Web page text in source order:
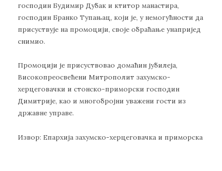
господин Будимир Дубак и ктитор манастира,
господин Бранко Тупањац, који је, у немогућности да
присуствује на промоцији, своје обраћање унапријед
снимио.
Промоцији је присуствовао домаћин јубилеја,
Високопреосвећени Митрополит захумско-
херцеговачки и стонско-приморски господин
Димитрије, као и многобројни уважени гости из
државне управе.
Извор: Епархија захумско-херцеговачка и приморска